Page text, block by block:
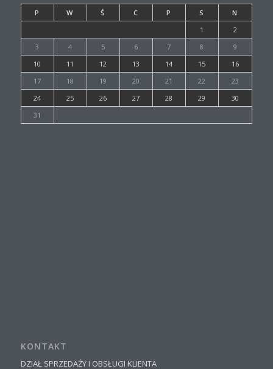
P W Ś C P S
N
1
2
3
4 5 6 7 8
9
10
11 12 13 14 15
16
17
18 19 20 21 22
23
24
25 26 27 28 29
30
31
KONTAKT
DZIAŁ SPRZEDAŻY I OBSŁUGI KLIENTA